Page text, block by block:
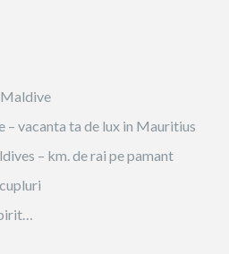
Maldive
– vacanta ta de lux in Mauritius
– km. de rai pe pamant